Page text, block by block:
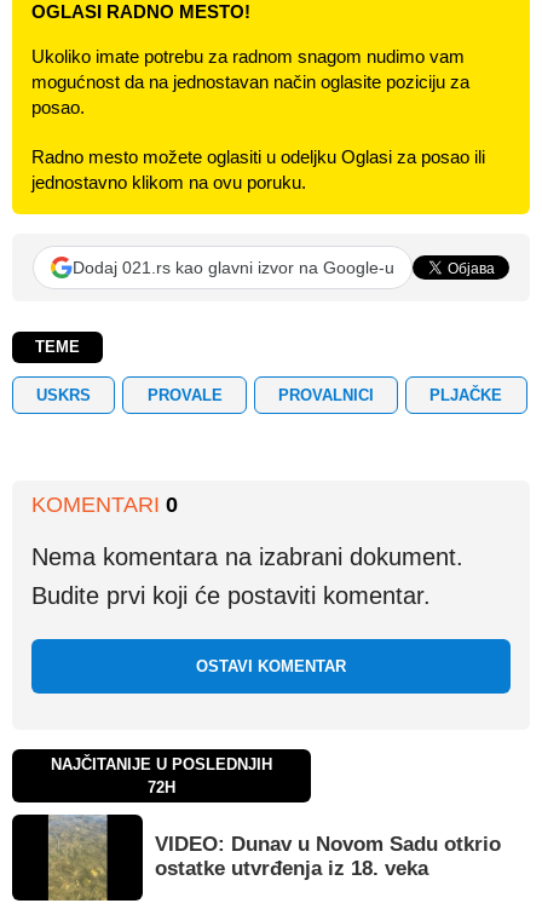
OGLASI RADNO MESTO!
Ukoliko imate potrebu za radnom snagom nudimo vam
mogućnost da na jednostavan način oglasite poziciju za
posao.
Radno mesto možete oglasiti u odeljku Oglasi za posao ili
jednostavno klikom na ovu poruku.
Dodaj 021.rs kao glavni izvor na Google-u
TEME
USKRS PROVALE PROVALNICI PLJAČKE
KOMENTARI 0
Nema komentara na izabrani dokument.
Budite prvi koji će postaviti komentar.
OSTAVI KOMENTAR
NAJČITANIJE U POSLEDNJIH
72H
VIDEO: Dunav u Novom Sadu otkrio
ostatke utvrđenja iz 18. veka